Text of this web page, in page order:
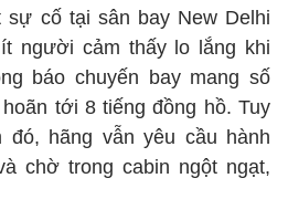
sự cố tại sân bay New Delhi
người cảm thấy lo lắng khi
báo chuyến bay mang số
tới 8 tiếng đồng hồ. Tuy
đó, hãng vẫn yêu cầu hành
chờ trong cabin ngột ngạt,